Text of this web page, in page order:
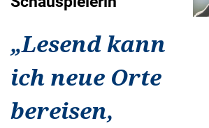
„Lesend kann
ich neue Orte
bereisen,